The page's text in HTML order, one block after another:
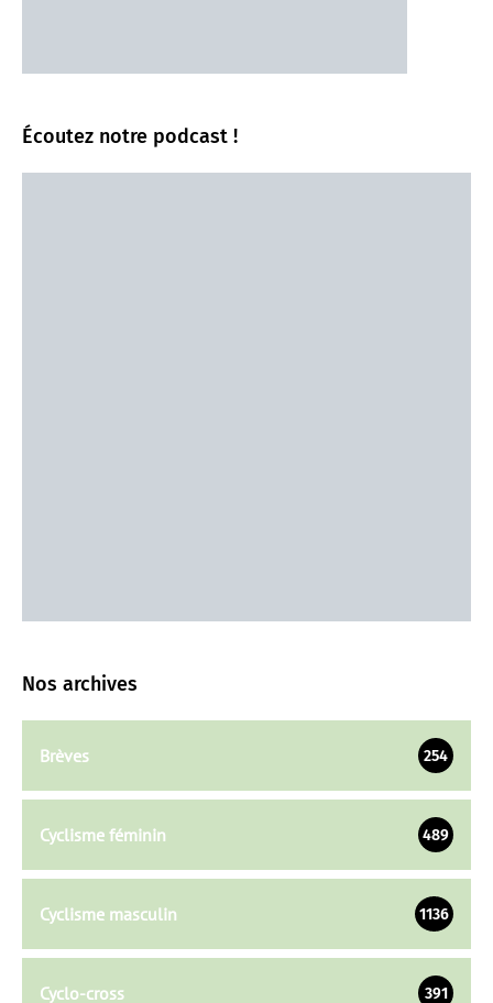
Écoutez notre podcast !
Nos archives
Brèves 254
Cyclisme féminin 489
Cyclisme masculin 1136
Cyclo-cross 391